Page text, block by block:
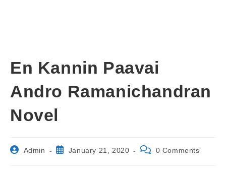
En Kannin Paavai
Andro Ramanichandran
Novel
PostAdmin
PostJanuary 21, 2020
Post 0 Comments